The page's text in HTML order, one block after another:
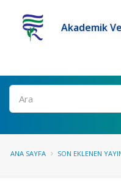
Akademik
Ara
ANA SAYFA SON EKLENEN